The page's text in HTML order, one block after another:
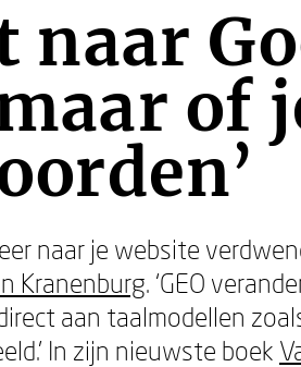
naar
of
naar je website
Kranenburg. ‘GEO
aan taalmodellen
In zijn nieuwste boek